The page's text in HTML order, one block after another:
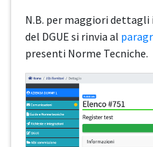
N.B. per maggiori
del DGUE si rinvia al
presenti Norme Tecniche.